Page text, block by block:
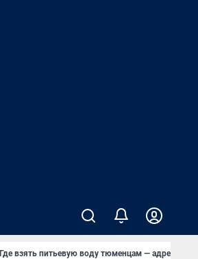
Где взять питьевую воду тюменцам — адреса